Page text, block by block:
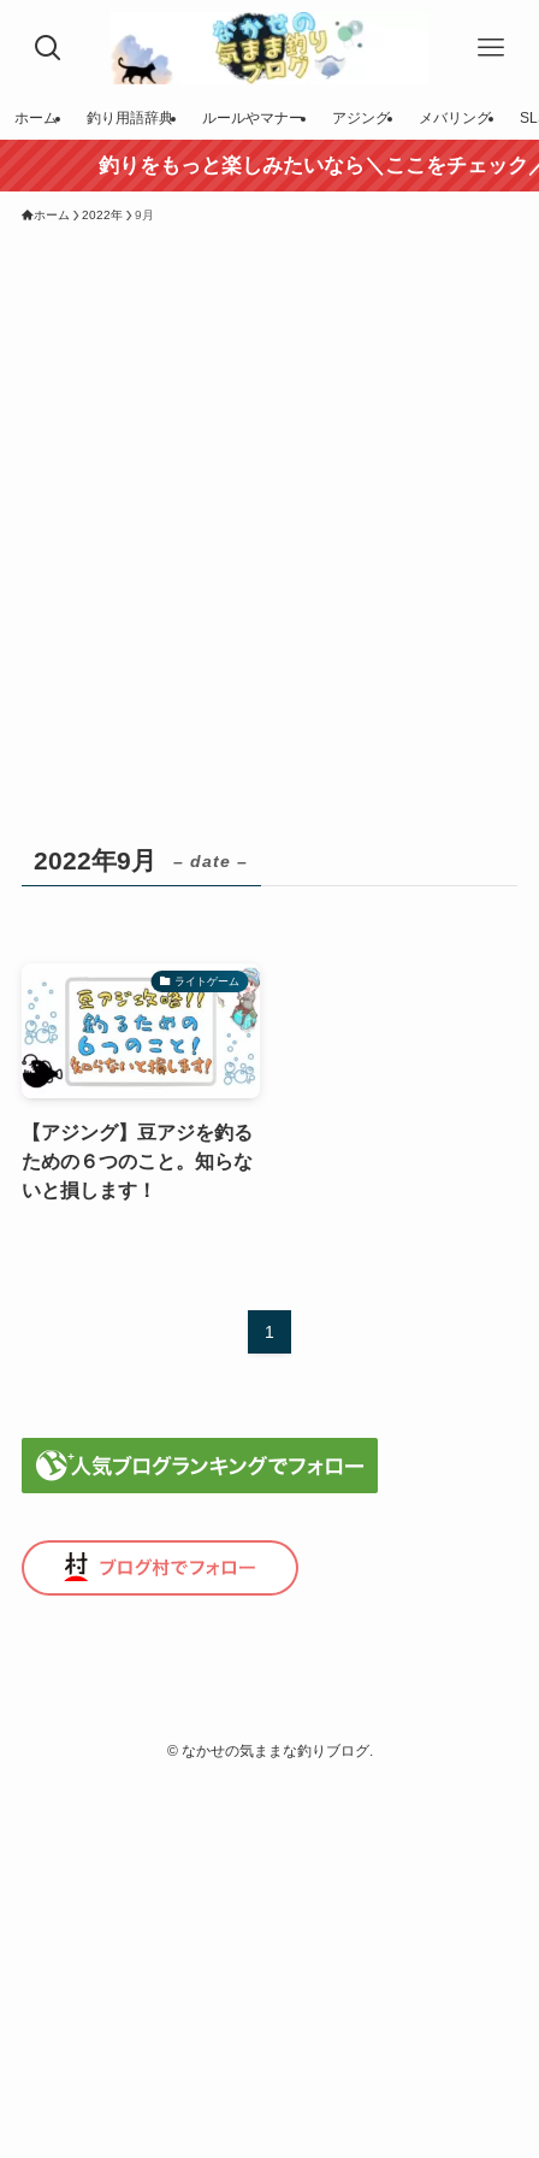
ホーム 釣り用語辞典 ルールやマナー アジング メバリング
釣りをもっと楽しみたいなら＼ここをチェック／
ホーム 2022年 9月
2022年9月 – date –
ライトゲーム
【アジング】豆アジを釣る
ための６つのこと。知らな
いと損します！
1
©なかせの気ままな釣りブログ.